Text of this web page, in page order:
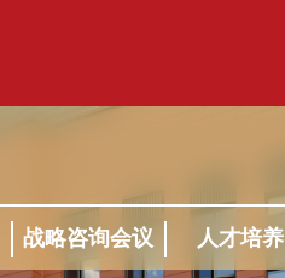
战略咨询会议 人才培养